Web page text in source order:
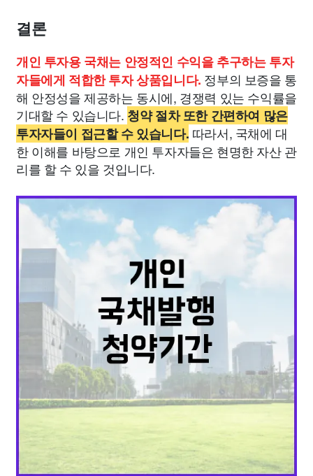
결론
개인 투자용 국채는 안정적인 수익을 추구하는 투자
자들에게 적합한 투자 상품입니다. 정부의 보증을 통
해 안정성을 제공하는 동시에, 경쟁력 있는 수익률을
기대할 수 있습니다. 청약 절차 또한 간편하여 많은
투자자들이 접근할 수 있습니다. 따라서, 국채에 대
한 이해를 바탕으로 개인 투자자들은 현명한 자산 관
리를 할 수 있을 것입니다.